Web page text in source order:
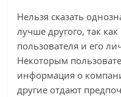
Нельзя сказать
лучше другого, так
пользователя и его
Некоторым
информация о
другие отдают